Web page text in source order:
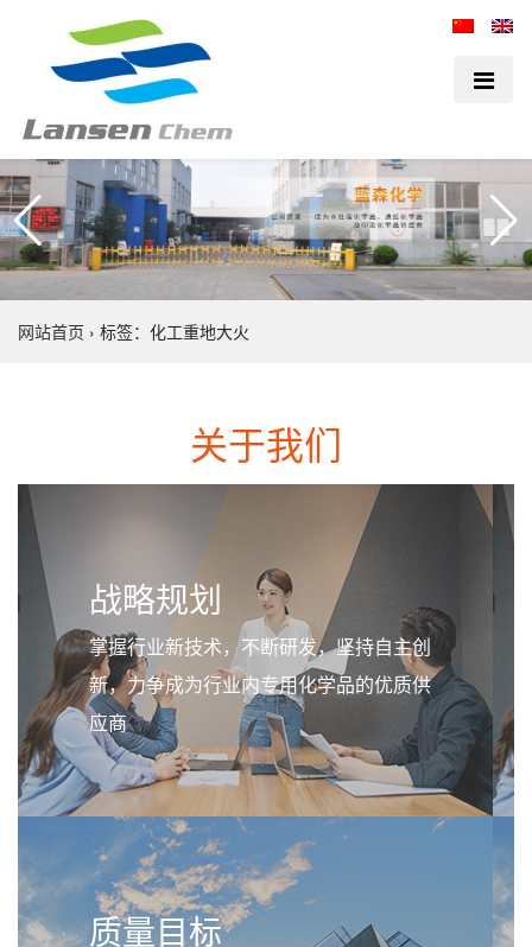
网站首页 › 标签：化工重地大火
关于我们
战略规划
掌握行业新技术，不断研发，坚持自主创
新，力争成为行业内专用化学品的优质供
应商
质量目标